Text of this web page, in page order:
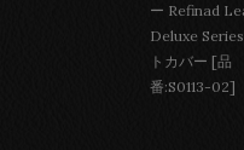
ー Refinad
Deluxe
トカバー [品
番:S0113-02]